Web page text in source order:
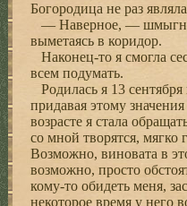
Богородица не раз
— Наверное, —
выметаясь в коридор.
Наконец-то я смогла
всем подумать.
Родилась я 13
придавая этому
возрасте я стала
со мной творятся,
Возможно, виновата в
возможно, просто
кому-то обидеть меня,
некоторое время у него